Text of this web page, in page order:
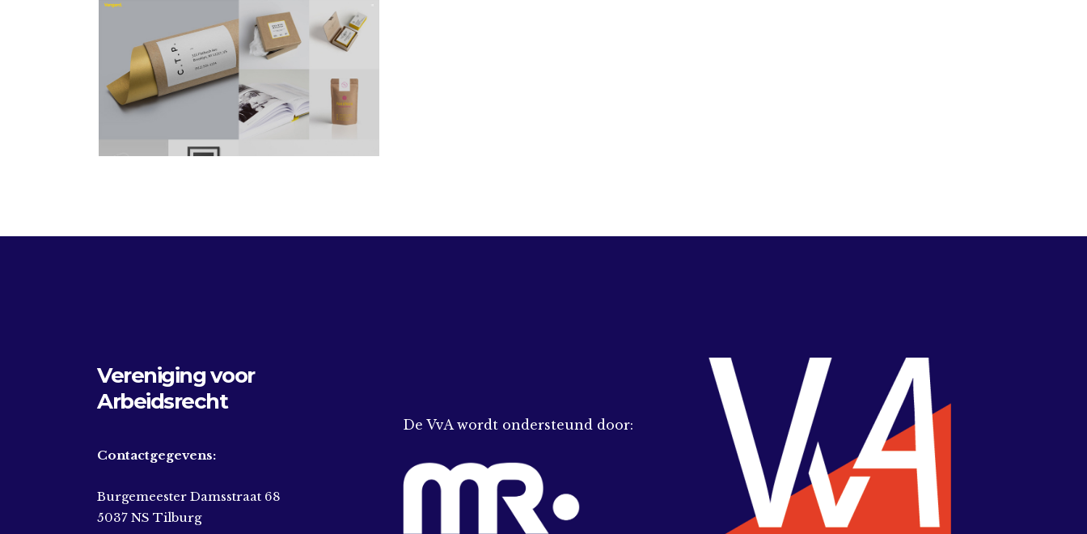
Portfolio Masonry
Vereniging voor
Arbeidsrecht
Contactgegevens:
Burgemeester Damsstraat 68
5037 NS Tilburg
De VvA wordt ondersteund door: